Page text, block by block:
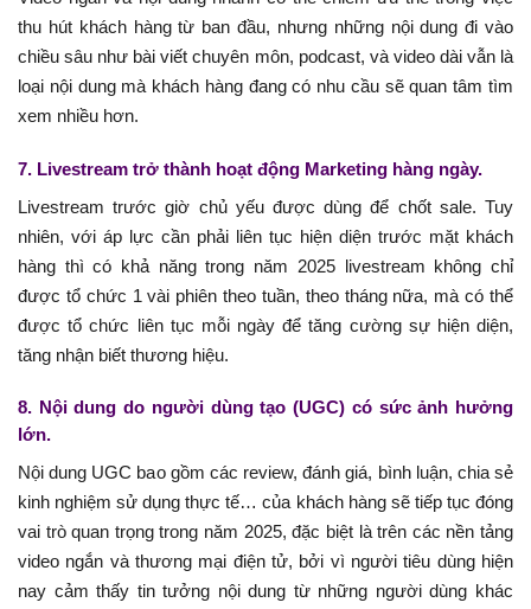
thu hút khách hàng từ ban đầu, nhưng những nội dung đi vào
chiều sâu như bài viết chuyên môn, podcast, và video dài vẫn là
loại nội dung mà khách hàng đang có nhu cầu sẽ quan tâm tìm
xem nhiều hơn.
7. Livestream trở thành hoạt động Marketing hàng ngày.
Livestream trước giờ chủ yếu được dùng để chốt sale. Tuy
nhiên, với áp lực cần phải liên tục hiện diện trước mặt khách
hàng thì có khả năng trong năm 2025 livestream không chỉ
được tổ chức 1 vài phiên theo tuần, theo tháng nữa, mà có thể
được tổ chức liên tục mỗi ngày để tăng cường sự hiện diện,
tăng nhận biết thương hiệu.
8. Nội dung do người dùng tạo (UGC) có sức ảnh hưởng
lớn.
Nội dung UGC bao gồm các review, đánh giá, bình luận, chia sẻ
kinh nghiệm sử dụng thực tế… của khách hàng sẽ tiếp tục đóng
vai trò quan trọng trong năm 2025, đặc biệt là trên các nền tảng
video ngắn và thương mại điện tử, bởi vì người tiêu dùng hiện
nay cảm thấy tin tưởng nội dung từ những người dùng khác